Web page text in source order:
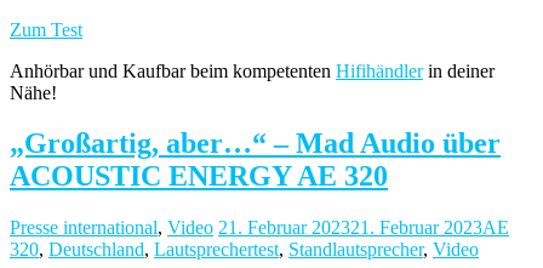
Zum Test
Anhörbar und Kaufbar beim kompetenten Hifihändlerin deiner
Nähe!
„Großartig, aber…“ – Mad Audio über
ACOUSTIC ENERGY AE 320
Presse international, Video 21. Februar 202321. Februar 2023AE
320, Deutschland, Lautsprechertest, Standlautsprecher, Video